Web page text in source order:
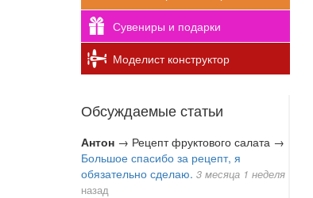
Сувениры и подарки
Моделист конструктор
Обсуждаемые статьи
Антон → Рецепт фруктового салата →
Большое спасибо за рецепт, я
обязательно сделаю. 3 месяца 1 неделя
назад